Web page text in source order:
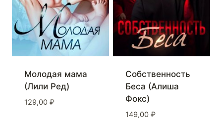
Молодая мама
(Лили Ред)
129,00 ₽
Собственность
Беса (Алиша
Фокс)
149,00 ₽